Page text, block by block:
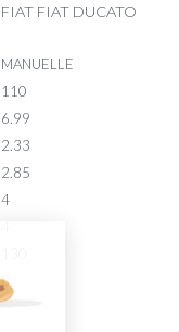
FIAT FIAT DUCATO
MANUELLE
110
6.99
2.33
2.85
4
8